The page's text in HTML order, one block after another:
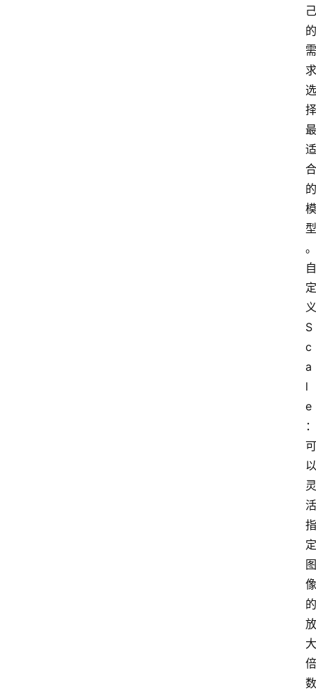
己
的
需
求
选
择
最
适
合
的
模
型
。
自
定
义
S
c
a
l
e
：
可
以
灵
活
指
定
图
像
的
放
大
倍
数